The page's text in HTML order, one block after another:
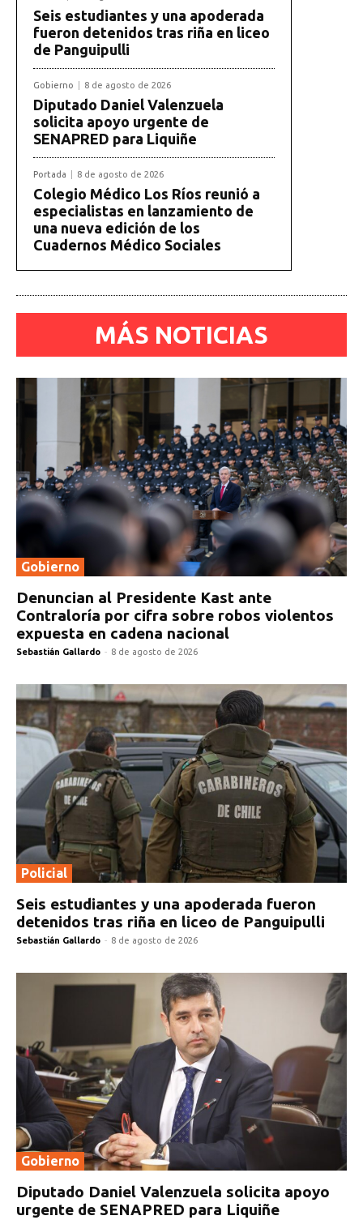
Seis estudiantes y una apoderada
fueron detenidos tras riña en liceo
de Panguipulli
Gobierno 8 de agosto de 2026
Diputado Daniel Valenzuela
solicita apoyo urgente de
SENAPRED para Liquiñe
Portada 8 de agosto de 2026
Colegio Médico Los Ríos reunió a
especialistas en lanzamiento de
una nueva edición de los
Cuadernos Médico Sociales
MÁS NOTICIAS
Gobierno
Denuncian al Presidente Kast ante
Contraloría por cifra sobre robos violentos
expuesta en cadena nacional
Sebastián Gallardo - 8 de agosto de 2026
Policial
Seis estudiantes y una apoderada fueron
detenidos tras riña en liceo de Panguipulli
Sebastián Gallardo - 8 de agosto de 2026
Gobierno
Diputado Daniel Valenzuela solicita apoyo
urgente de SENAPRED para Liquiñe